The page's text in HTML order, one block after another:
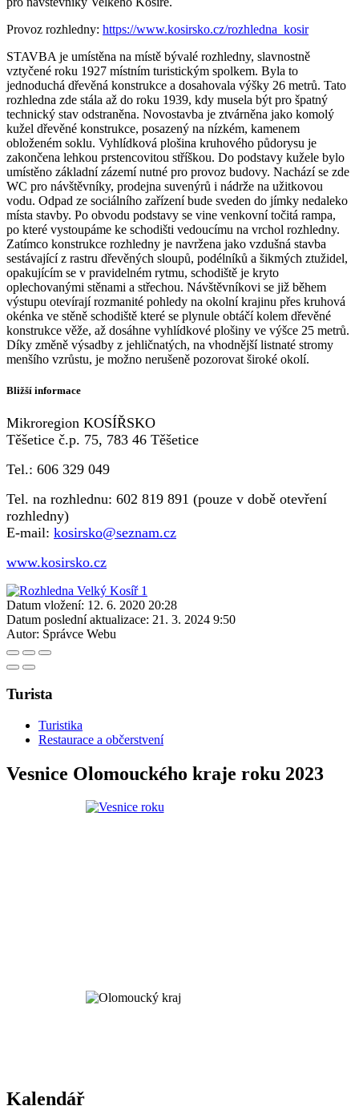
Provoz rozhledny: https://www.kosirsko.cz/rozhledna_kosir
STAVBA je umístěna na místě bývalé rozhledny, slavnostně
vztyčené roku 1927 místním turistickým spolkem. Byla to
jednoduchá dřevěná konstrukce a dosahovala výšky 26 metrů. Tato
rozhledna zde stála až do roku 1939, kdy musela být pro špatný
technický stav odstraněna. Novostavba je ztvárněna jako komolý
kužel dřevěné konstrukce, posazený na nízkém, kamenem
obloženém soklu. Vyhlídková plošina kruhového půdorysu je
zakončena lehkou prstencovitou stříškou. Do podstavy kužele bylo
umístěno základní zázemí nutné pro provoz budovy. Nachází se zde
WC pro návštěvníky, prodejna suvenýrů i nádrže na užitkovou
vodu. Odpad ze sociálního zařízení bude sveden do jímky nedaleko
místa stavby. Po obvodu podstavy se vine venkovní točitá rampa,
po které vystoupáme ke schodišti vedoucímu na vrchol rozhledny.
Zatímco konstrukce rozhledny je navržena jako vzdušná stavba
sestávající z rastru dřevěných sloupů, podélníků a šikmých ztužidel,
opakujícím se v pravidelném rytmu, schodiště je kryto
oplechovanými stěnami a střechou. Návštěvníkovi se již během
výstupu otevírají rozmanité pohledy na okolní krajinu přes kruhová
okénka ve stěně schodiště které se plynule obtáčí kolem dřevěné
konstrukce věže, až dosáhne vyhlídkové plošiny ve výšce 25 metrů.
Díky změně výsadby z jehličnatých, na vhodnější listnaté stromy
menšího vzrůstu, je možno nerušeně pozorovat široké okolí.
Bližší informace
Mikroregion KOSÍŘSKO
Těšetice č.p. 75, 783 46 Těšetice
Tel.: 606 329 049
Tel. na rozhlednu: 602 819 891 (pouze v době otevření
rozhledny)
E-mail: kosirsko@seznam.cz
www.kosirsko.cz
Datum vložení: 12. 6. 2020 20:28
Datum poslední aktualizace: 21. 3. 2024 9:50
Autor: Správce Webu
Turista
Turistika
Restaurace a občerstvení
Vesnice Olomouckého kraje roku 2023
Kalendář